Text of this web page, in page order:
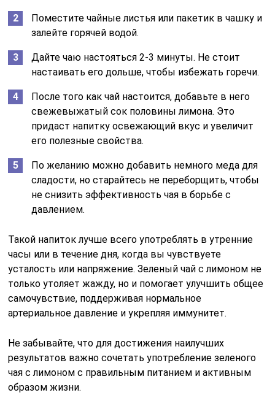
Поместите чайные листья или пакетик в чашку и
залейте горячей водой.
Дайте чаю настояться 2-3 минуты. Не стоит
настаивать его дольше, чтобы избежать горечи.
После того как чай настоится, добавьте в него
свежевыжатый сок половины лимона. Это
придаст напитку освежающий вкус и увеличит
его полезные свойства.
По желанию можно добавить немного меда для
сладости, но старайтесь не переборщить, чтобы
не снизить эффективность чая в борьбе с
давлением.
Такой напиток лучше всего употреблять в утренние
часы или в течение дня, когда вы чувствуете
усталость или напряжение. Зеленый чай с лимоном не
только утоляет жажду, но и помогает улучшить общее
самочувствие, поддерживая нормальное
артериальное давление и укрепляя иммунитет.
Не забывайте, что для достижения наилучших
результатов важно сочетать употребление зеленого
чая с лимоном с правильным питанием и активным
образом жизни.